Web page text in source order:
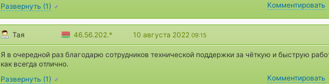
Развернуть (1) Комментировать
Тая 46.56.202.* 10 августа 2022 09:15
Я в очередной раз благодарю сотрудников технической поддержки за чёткую и быструю
как всегда отлично.
Развернуть (1) Комментировать